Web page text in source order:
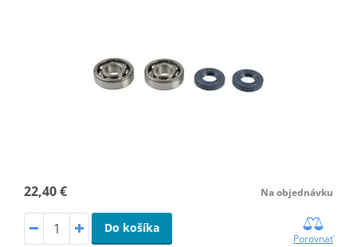
22,40 € Na objednávku
Do košíka
Porovnať